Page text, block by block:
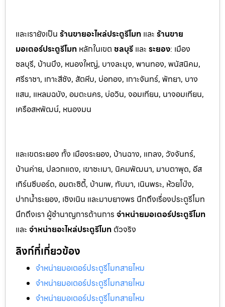
และเรายังเป็น ร้านขายอะไหล่ประตูรีโมท และ ร้านขาย
มอเตอร์ประตูรีโมท หลักในเขต ชลบุรี และ ระยอง: เมือง
ชลบุรี, บ้านบึง, หนองใหญ่, บางละมุง, พานทอง, พนัสนิคม,
ศรีราชา, เกาะสีชัง, สัตหีบ, บ่อทอง, เกาะจันทร์, พัทยา, บาง
แสน, แหลมฉบัง, อมตะนคร, บ่อวิน, จอมเทียน, นาจอมเทียน,
เครือสหพัฒน์, หนองมน
และเขตระยอง ทั้ง เมืองระยอง, บ้านฉาง, แกลง, วังจันทร์,
บ้านค่าย, ปลวกแดง, เขาชะเมา, นิคมพัฒนา, มาบตาพุด, อีส
เทิร์นซีบอร์ด, อมตะซิตี้, บ้านเพ, ทับมา, เนินพระ, ห้วยโป่ง,
ปากน้ำระยอง, เชิงเนิน และมาบยางพร นึกถึงเรื่องประตูรีโมท
นึกถึงเรา ผู้ชำนาญการด้านการ จำหน่ายมอเตอร์ประตูรีโมท
และ จำหน่ายอะไหล่ประตูรีโมท ตัวจริง
ลิงก์ที่เกี่ยวข้อง
จำหน่ายมอเตอร์ประตูรีโมทสายไหม
จำหน่ายมอเตอร์ประตูรีโมทสายไหม
จำหน่ายมอเตอร์ประตูรีโมทสายไหม